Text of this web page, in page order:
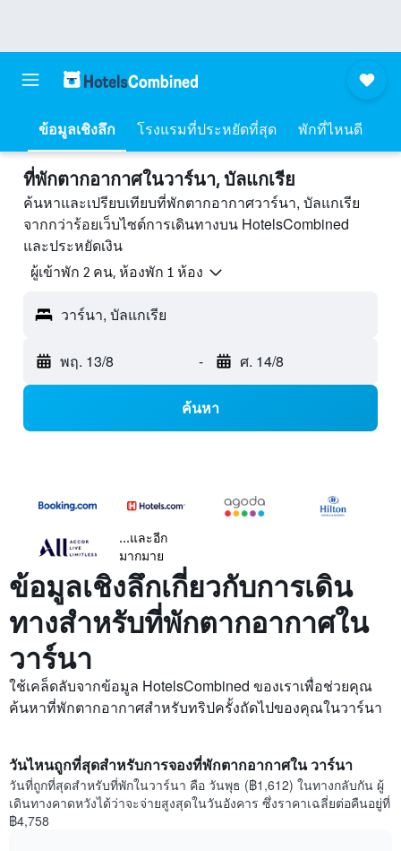
ข้อมูลเชิงลึก โรงแรมที่ประหยัดที่สุด พักที่ไหนดี
ที่พักตากอากาศในวาร์นา, บัลแกเรีย
ค้นหาและเปรียบเทียบที่พักตากอากาศวาร์นา, บัลแกเรีย
จากกว่าร้อยเว็บไซต์การเดินทางบน HotelsCombined
และประหยัดเงิน
ผู้เข้าพัก 2 คน, ห้องพัก 1 ห้อง
วาร์นา, บัลแกเรีย
พฤ. 13/8 - ศ. 14/8
ค้นหา
...และอีก
มากมาย
ข้อมูลเชิงลึกเกี่ยวกับการเดิน
ทางสำหรับที่พักตากอากาศใน
วาร์นา
ใช้เคล็ดลับจากข้อมูล HotelsCombined ของเราเพื่อช่วยคุณ
ค้นหาที่พักตากอากาศสำหรับทริปครั้งถัดไปของคุณในวาร์นา
วันไหนถูกที่สุดสำหรับการจองที่พักตากอากาศใน วาร์นา
วันที่ถูกที่สุดสำหรับที่พักในวาร์นา คือ วันพุธ (฿1,612) ในทางกลับกัน ผู้
เดินทางคาดหวังได้ว่าจะจ่ายสูงสุดในวันอังคาร ซึ่งราคาเฉลี่ยต่อคืนอยู่ที่
฿4,758